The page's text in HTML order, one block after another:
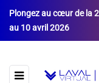
Plongez au cœur de la
au 10 avril 2026